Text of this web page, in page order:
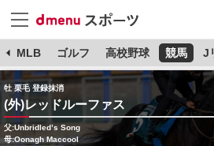
MLB ゴルフ 高校野球 競馬 J
牡 栗毛 登録抹消
(外)レッドルーファス
父:Unbridled’s Song
母:Oonagh Maccool